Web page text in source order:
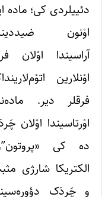
دئییلردی کی؛ ماده ایله
اوْنون ضیددینین
آراسیندا اوْلان فرق،
اوْنلارین اتوْم‌لاریندا‌کی
فرقلر دیر. ماده‌نین
اوْرتاسیندا اوْلان چَردَک
ده کی «پروتون”ون
الکتریکا شارژی مثبت،
و چَردَک دؤوره‌سینده